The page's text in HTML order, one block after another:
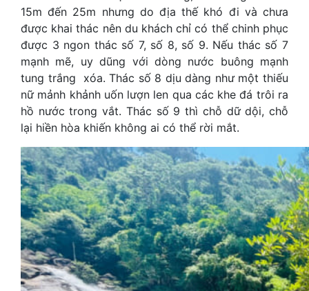
15m đến 25m nhưng do địa thế khó đi và chưa
được khai thác nên du khách chỉ có thể chinh phục
được 3 ngon thác số 7, số 8, số 9. Nếu thác số 7
mạnh mẽ, uy dũng với dòng nước buông mạnh
tung trắng xóa. Thác số 8 dịu dàng như một thiếu
nữ mảnh khảnh uốn lượn len qua các khe đá trôi ra
hồ nước trong vắt. Thác số 9 thì chỗ dữ dội, chỗ
lại hiền hòa khiến không ai có thể rời mắt.